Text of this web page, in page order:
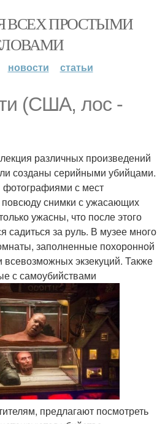
ВСЕХ ПРОСТЫМИ
новости статьи
(США, лос -
различных произведений
созданы серийными убийцами.
с мест
повсюду снимки с ужасающих
ужасны, что после этого
садиться за руль. В музее много
заполненные похоронной
всевозможных экзекуций. Также
с самоубийствами
предлагают посмотреть